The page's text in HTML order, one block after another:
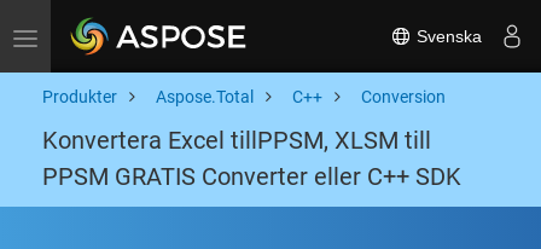
Toggle navigation Svenska
Produkter Aspose.Total C++ Conversion
Konvertera Excel tillPPSM, XLSM till
PPSM GRATIS Converter eller C++ SDK